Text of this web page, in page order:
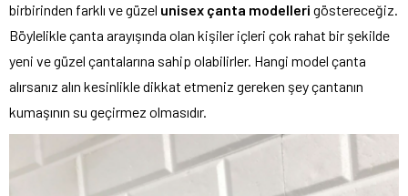
birbirinden farklı ve güzel unisex çanta modelleri göstereceğiz.
Böylelikle çanta arayışında olan kişiler içleri çok rahat bir şekilde
yeni ve güzel çantalarına sahip olabilirler. Hangi model çanta
alırsanız alın kesinlikle dikkat etmeniz gereken şey çantanın
kumaşının su geçirmez olmasıdır.